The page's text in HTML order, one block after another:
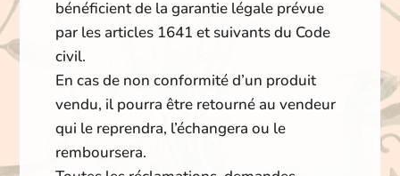
bénéficient de la garantie légale prévue
par les articles 1641 et suivants du Code
civil.
En cas de non conformité d’un produit
vendu, il pourra être retourné au vendeur
qui le reprendra, l’échangera ou le
remboursera.